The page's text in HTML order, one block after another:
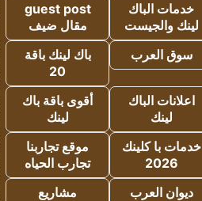
خدمات الباك
لينك والجيست
guest post
مقال ضيف
سوق العرب
باك لينك باقة
20
اعلانات الباك
لينك
أقوى باقة باك
لينك
خدمات با كلينك
2026
موقع تجاربنا
تجارب الحياه
ديوان العرب
مشاريع